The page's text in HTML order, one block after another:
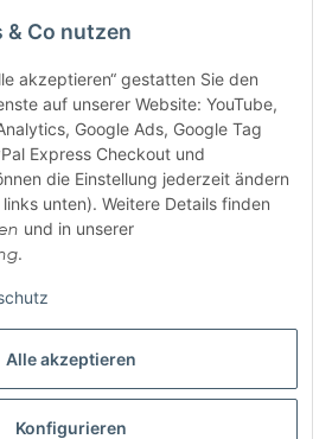
SIE UNSEREN
zu Ihrem Produktsortiment per E-Mail zu.
& Co nutzen
akzeptieren“ gestatten Sie den
auf unserer Website: YouTube,
Google Ads, Google Tag
Express Checkout und
die Einstellung jederzeit ändern
unten). Weitere Details finden
und in unserer
.
Alle akzeptieren
Konfigurieren